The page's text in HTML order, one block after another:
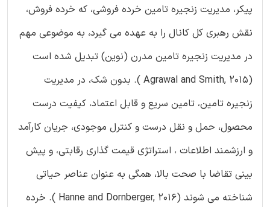
پیکر، مدیریت زنجیره تامین خرده فروشی، که خرده فروش،
نقش رهبری کل کانال را به عهده می گیرد، به موضوعی مهم
در مدیریت زنجیره تامین مدرن (نوین) تبدیل شده است
(Agrawal and Smith, 2015 ). بدون شک، در مدیریت
زنجیره تامین، تامین سریع و قابل اعتماد، کیفیت درست
محصول، حمل و نقل درست و کنترل موجودی، جریان کارآمد
و ارزشمند اطلاعات ، استراتژی قیمت گذاری رقابتی، و پیش
بینی تقاضا با صحت بالا، همگی به عنوان عناصر حیاتی
شناخته می شوند (Hanne and Dornberger, 2016 ). خرده